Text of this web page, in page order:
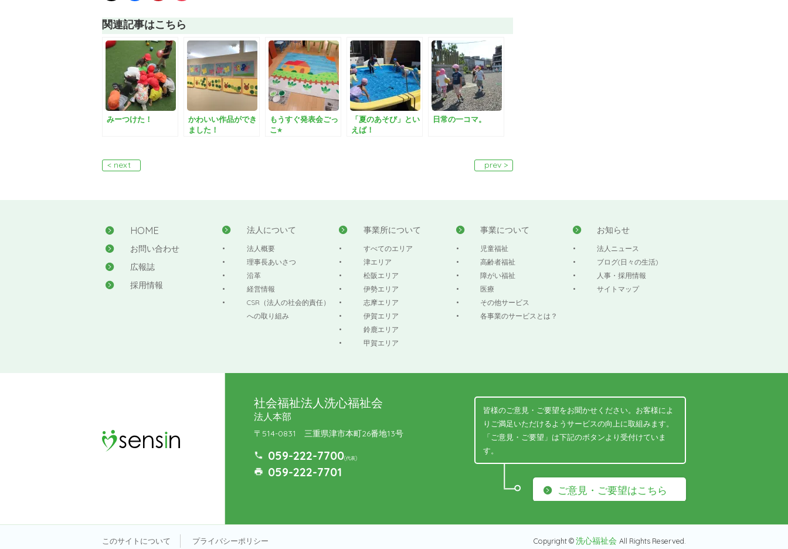
関連記事はこちら
みーつけた！
かわいい作品ができ
ました！
もうすぐ発表会ごっ
こ⭐︎
「夏のあそび」とい
えば！
日常の一コマ。
< next prev >
HOME
お問い合わせ
広報誌
採用情報
法人について
法人概要
理事長あいさつ
沿革
経営情報
CSR（法人の社会的責任）
への取り組み
事業所について
すべてのエリア
津エリア
松阪エリア
伊勢エリア
志摩エリア
伊賀エリア
鈴鹿エリア
甲賀エリア
事業について
児童福祉
高齢者福祉
障がい福祉
医療
その他サービス
各事業のサービスとは？
お知らせ
法人ニュース
ブログ(日々の生活)
人事・採用情報
サイトマップ
社会福祉法人洗心福祉会
法人本部
〒514-0831 三重県津市本町26番地13号
059-222-7700(代表)
059-222-7701
皆様のご意見・ご要望をお聞かせください。お客様によ
りご満足いただけるようサービスの向上に取組みます。
「ご意見・ご要望」は下記のボタンより受付けていま
す。
ご意見・ご要望はこちら
このサイトについて プライバシーポリシー Copyright ©洗心福祉会 All Rights Reserved.